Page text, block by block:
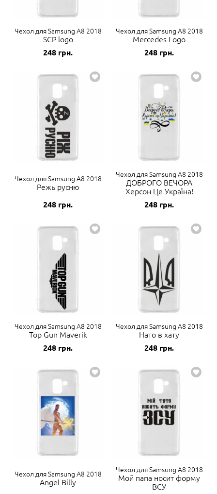
Чехол для Samsung A8 2018
SCP logo
248 грн.
Чехол для Samsung A8 2018
Mercedes Logo
248 грн.
Чехол для Samsung A8 2018
Режь русню
248 грн.
Чехол для Samsung A8 2018
ДОБРОГО ВЕЧОРА
Херсон Це Україна!
248 грн.
Чехол для Samsung A8 2018
Top Gun Maverik
248 грн.
Чехол для Samsung A8 2018
Нато в хату
248 грн.
Чехол для Samsung A8 2018
Angel Billy
Чехол для Samsung A8 2018
Мой папа носит форму
ВСУ